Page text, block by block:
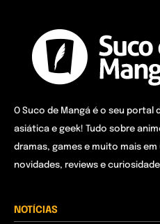
O Suco de Mangá é o seu
asiática e geek! Tudo sobre
dramas, games e muito mais
novidades, reviews e
NOTÍCIAS